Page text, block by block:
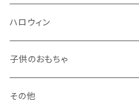
ハロウィン
子供のおもちゃ
ブロック系
その他